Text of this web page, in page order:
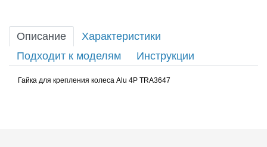
Описание
Характеристики
Подходит к моделям
Инструкции
Гайка для крепления колеса Alu 4P TRA3647